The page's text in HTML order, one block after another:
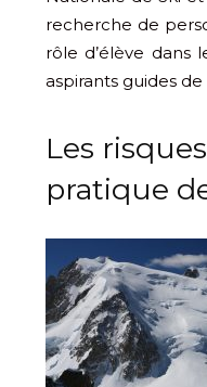
recherche de
rôle d’élève dans
aspirants guides
Les
pratique